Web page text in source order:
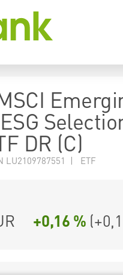
DR (C)
LU2109787551 | ETF
+0,16 % (